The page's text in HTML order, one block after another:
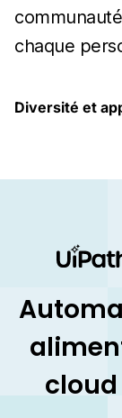
chaque
Diversité et